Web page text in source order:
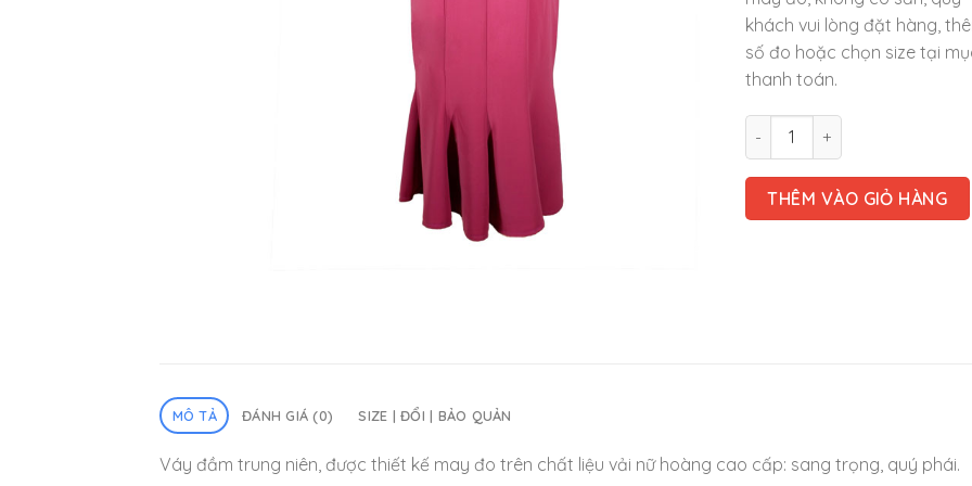
khách vui lòng đặt hàng,
số đo hoặc chọn size tại
thanh toán.
Váy đầm trung niên - VD114 số
THÊM VÀO GIỎ HÀNG
MÔ TẢ ĐÁNH GIÁ (0) SIZE | ĐỔI | BẢO QUẢN
Váy đầm trung niên, được thiết kế may đo trên chất liệu vải nữ hoàng cao cấp: sang trọng, quý phái.